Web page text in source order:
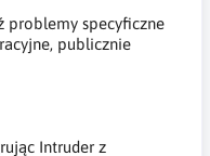
problemy specyficzne
publicznie
Intruder z